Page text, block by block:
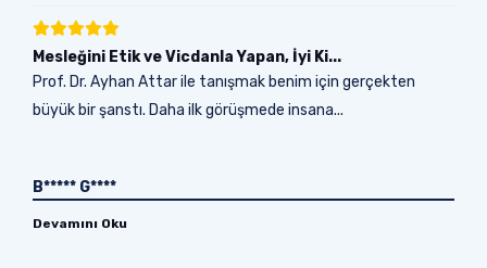
Mesleğini Etik ve Vicdanla Yapan, İyi Ki...
Prof. Dr. Ayhan Attar ile tanışmak benim için gerçekten
büyük bir şanstı. Daha ilk görüşmede insana...
B***** G****
Devamını Oku